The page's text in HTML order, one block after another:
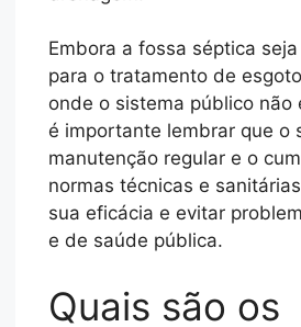
Embora a fossa séptica
para o tratamento de
onde o sistema público não
é importante lembrar que o
manutenção regular e o
normas técnicas e
sua eficácia e evitar
e de saúde pública.
Quais são os